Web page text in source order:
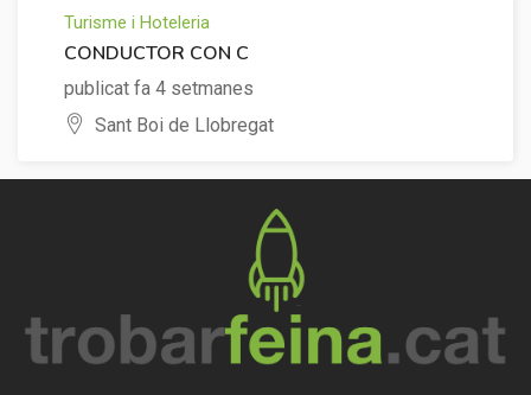
Turisme i Hoteleria
CONDUCTOR CON C
publicat fa 4 setmanes
Sant Boi de Llobregat